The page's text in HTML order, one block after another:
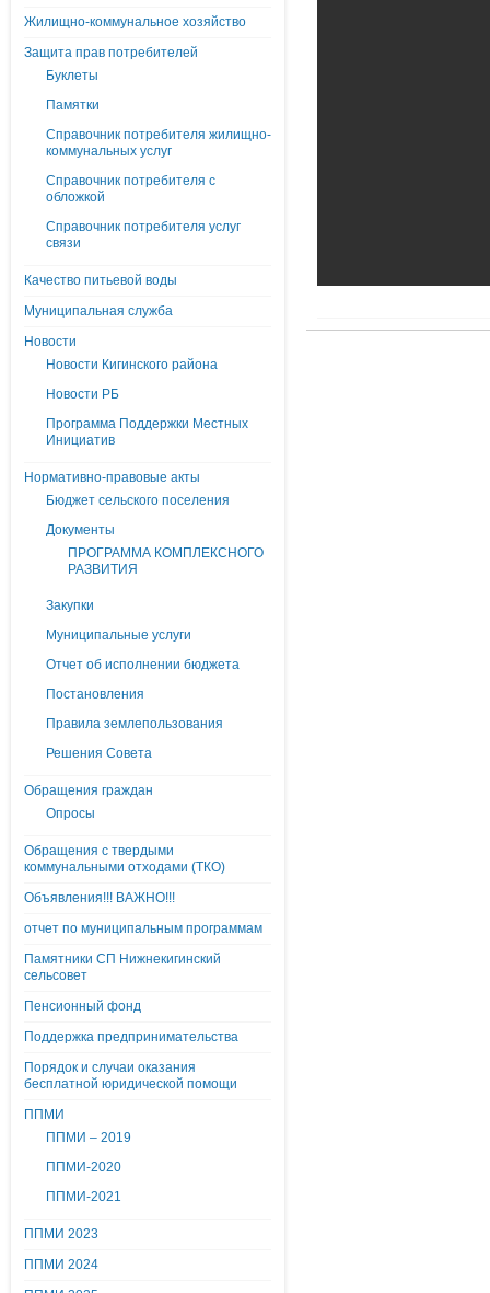
Жилищно-коммунальное хозяйство
Защита прав потребителей
Буклеты
Памятки
Справочник потребителя жилищно-
коммунальных услуг
Справочник потребителя с
обложкой
Справочник потребителя услуг
связи
Качество питьевой воды
Муниципальная служба
Новости
Новости Кигинского района
Новости РБ
Программа Поддержки Местных
Инициатив
Нормативно-правовые акты
Бюджет сельского поселения
Документы
ПРОГРАММА КОМПЛЕКСНОГО
РАЗВИТИЯ
Закупки
Муниципальные услуги
Отчет об исполнении бюджета
Постановления
Правила землепользования
Решения Совета
Обращения граждан
Опросы
Обращения с твердыми
коммунальными отходами (ТКО)
Объявления!!! ВАЖНО!!!
отчет по муниципальным программам
Памятники СП Нижнекигинский
сельсовет
Пенсионный фонд
Поддержка предпринимательства
Порядок и случаи оказания
бесплатной юридической помощи
ППМИ
ППМИ – 2019
ППМИ-2020
ППМИ-2021
ППМИ 2023
ППМИ 2024